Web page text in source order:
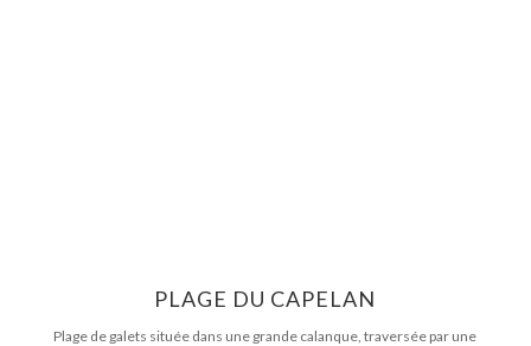
PLAGE DU CAPELAN
Plage de galets située dans une grande calanque, traversée par une